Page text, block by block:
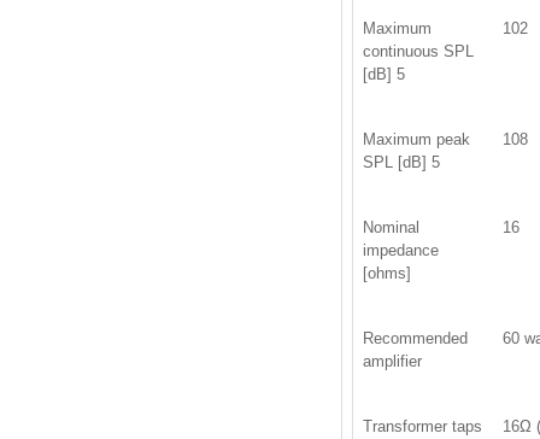
Maximum
continuous SPL
[dB] 5
102
Maximum peak
SPL [dB] 5
108
Nominal
impedance
[ohms]
16
Recommended
amplifier
60
Transformer taps
16Ω